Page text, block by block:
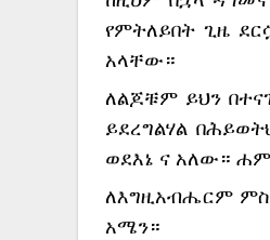
የምትለይበት ጊዜ
አላቸው።
ለልጆቹም ይህን
ይደረግልሃል
ወደእኔ ና አለው።
ለእግዚአብሔርም
አሜን።